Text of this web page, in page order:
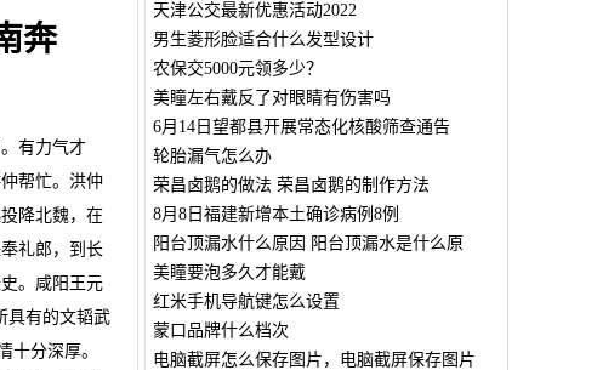
奔
有力气才
帮忙。洪仲
降北魏，在
礼郎，到长
。咸阳王元
具有的文韬武
十分深厚。
天津公交最新优惠活动2022
男生菱形脸适合什么发型设计
农保交5000元领多少？
美瞳左右戴反了对眼睛有伤害吗
6月14日望都县开展常态化核酸筛查通告
轮胎漏气怎么办
荣昌卤鹅的做法 荣昌卤鹅的制作方法
8月8日福建新增本土确诊病例8例
阳台顶漏水什么原因 阳台顶漏水是什么原
美瞳要泡多久才能戴
红米手机导航键怎么设置
蒙口品牌什么档次
电脑截屏怎么保存图片，电脑截屏保存图片